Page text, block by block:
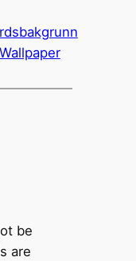
Wallpaper
be
are